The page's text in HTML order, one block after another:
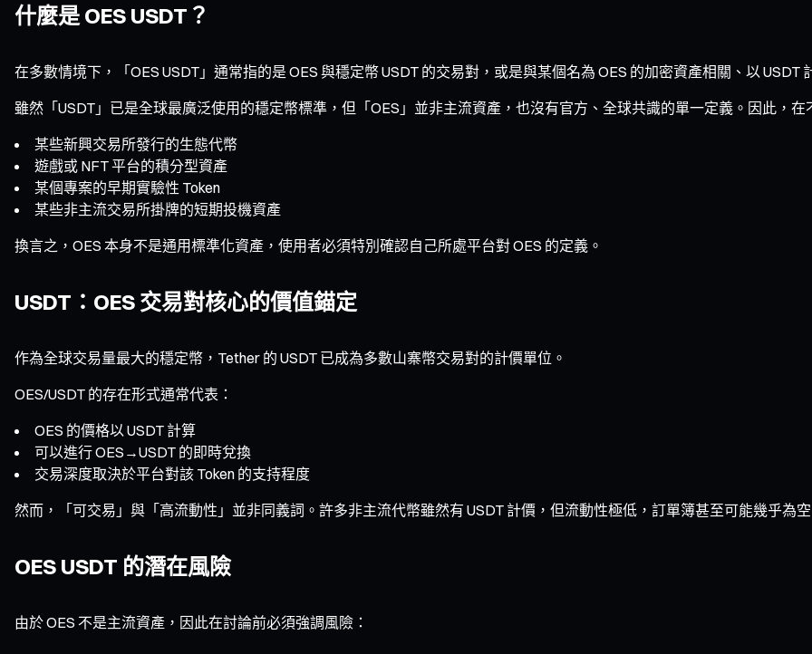
什麼是 OES USDT？
在多數情境下，「OES USDT」通常指的是 OES 與穩定幣 USDT 的交易對，或是與某個名為 OES 的加密資產相關、以 USDT
雖然「USDT」已是全球最廣泛使用的穩定幣標準，但「OES」並非主流資產，也沒有官方、全球共識的單一定義。因此，
某些新興交易所發行的生態代幣
遊戲或 NFT 平台的積分型資產
某個專案的早期實驗性 Token
某些非主流交易所掛牌的短期投機資產
換言之，OES 本身不是通用標準化資產，使用者必須特別確認自己所處平台對 OES 的定義。
USDT：OES 交易對核心的價值錨定
作為全球交易量最大的穩定幣，Tether 的 USDT 已成為多數山寨幣交易對的計價單位。
OES/USDT 的存在形式通常代表：
OES 的價格以 USDT 計算
可以進行 OES→USDT 的即時兌換
交易深度取決於平台對該 Token 的支持程度
然而，「可交易」與「高流動性」並非同義詞。許多非主流代幣雖然有 USDT 計價，但流動性極低，訂單簿甚至可能幾乎為
OES USDT 的潛在風險
由於 OES 不是主流資產，因此在討論前必須強調風險：